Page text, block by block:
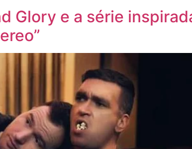
Glory e a série